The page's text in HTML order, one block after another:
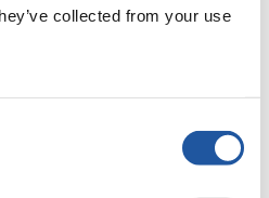
collected from your use
Neuigkeiten informieren, das
zu Wettkämpfen, Anti-Doping
herunterladen, sowie auf die